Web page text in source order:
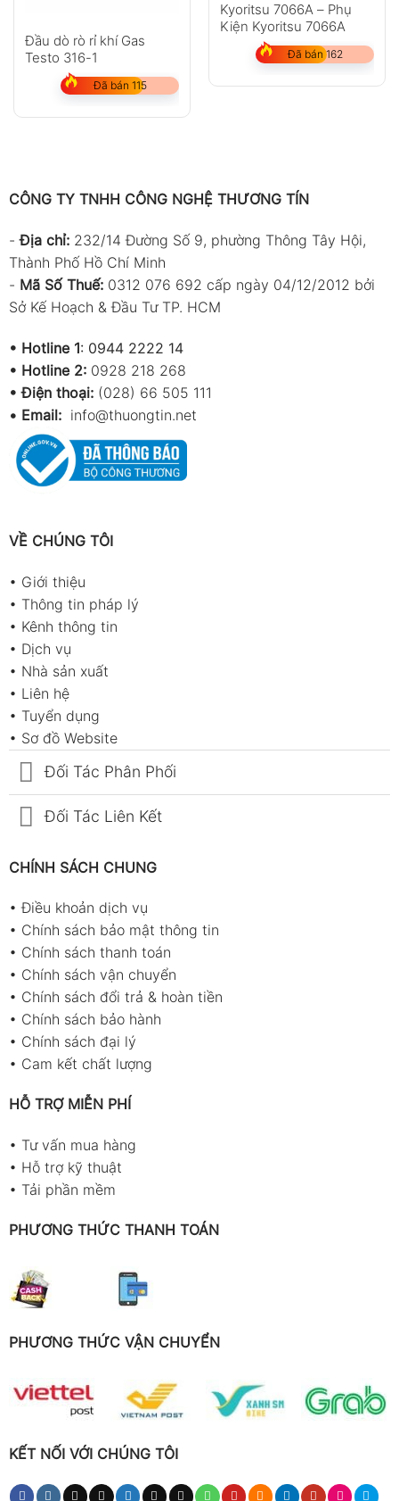
Đầu dò rò rỉ khí Gas
Testo 316-1
Đã bán 115
Kyoritsu 7066A – Phụ
Kiện Kyoritsu 7066A
Đã bán 162
CÔNG TY TNHH CÔNG NGHỆ THƯƠNG TÍN
-Địa chỉ: 232/14 Đường Số 9, phường Thông Tây Hội,
Thành Phố Hồ Chí Minh
- Mã Số Thuế: 0312 076 692 cấp ngày 04/12/2012 bởi
Sở Kế Hoạch & Đầu Tư TP. HCM
• Hotline 1: 0944 2222 14
• Hotline 2: 0928 218 268
• Điện thoại: (028) 66 505 111
• Email: info@thuongtin.net
VỀ CHÚNG TÔI
• Giới thiệu
• Thông tin pháp lý
• Kênh thông tin
• Dịch vụ
• Nhà sản xuất
• Liên hệ
• Tuyển dụng
• Sơ đồ Website
Đối Tác Phân Phối
Đối Tác Liên Kết
CHÍNH SÁCH CHUNG
•Điều khoản dịch vụ
• Chính sách bảo mật thông tin
• Chính sách thanh toán
• Chính sách vận chuyển
• Chính sách đổi trả & hoàn tiền
• Chính sách bảo hành
• Chính sách đại lý
• Cam kết chất lượng
HỖ TRỢ MIỄN PHÍ
• Tư vấn mua hàng
• Hỗ trợ kỹ thuật
• Tải phần mềm
PHƯƠNG THỨC THANH TOÁN
PHƯƠNG THỨC VẬN CHUYỂN
KẾT NỐI VỚI CHÚNG TÔI